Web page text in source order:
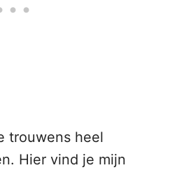
trouwens heel
Hier vind je mijn